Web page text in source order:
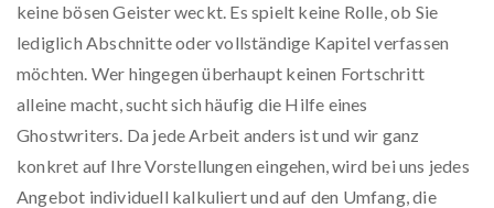
keine bösen Geister weckt. Es spielt keine Rolle, ob Sie
lediglich Abschnitte oder vollständige Kapitel verfassen
möchten. Wer hingegen überhaupt keinen Fortschritt
alleine macht, sucht sich häufig die Hilfe eines
Ghostwriters. Da jede Arbeit anders ist und wir ganz
konkret auf Ihre Vorstellungen eingehen, wird bei uns jedes
Angebot individuell kalkuliert und auf den Umfang, die